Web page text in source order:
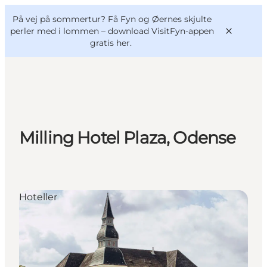
På vej på sommertur? Få Fyn og Øernes skjulte
perler med i lommen – download VisitFyn-appen
gratis her.
Oplevelser
Outdoor
Book lokale oplevelser
VisitFyn
Deutsch
Milling Hotel Plaza, Odense
Hoteller